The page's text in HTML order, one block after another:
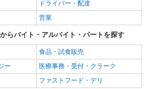
学歴不問
ミドル（40代～）活躍中
中
シニア（60代～）活躍中
ボーナス・賞与あり
完全週休2日制
禁煙・分煙
ドライバー・配達
営業
らバイト・アルバイト・パートを探す
食品・試食販売
ー
医療事務・受付・クラーク
ファストフード・デリ